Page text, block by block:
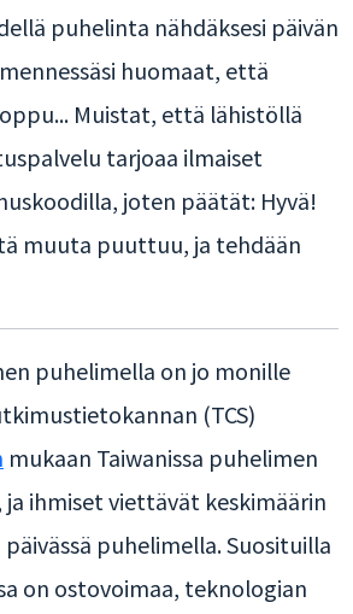
puhelinta nähdäksesi päivän
huomaat, että
Muistat, että lähistöllä
tarjoaa ilmaiset
joten päätät: Hyvä!
muuta puuttuu, ja tehdään
puhelimella on jo monille
(TCS)
mukaan Taiwanissa puhelimen
ihmiset viettävät keskimäärin
puhelimella. Suosituilla
on ostovoimaa, teknologian